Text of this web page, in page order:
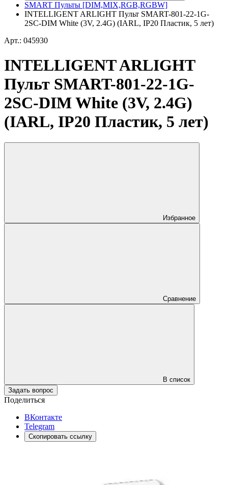
SMART Пульты [DIM,MIX,RGB,RGBW]
INTELLIGENT ARLIGHT Пульт SMART-801-22-1G-
2SC-DIM White (3V, 2.4G) (IARL, IP20 Пластик, 5 лет)
Арт.: 045930
INTELLIGENT ARLIGHT
Пульт SMART-801-22-1G-
2SC-DIM White (3V, 2.4G)
(IARL, IP20 Пластик, 5 лет)
Избранное
Сравнение
В список
Задать вопрос
Поделиться
ВКонтакте
Telegram
Скопировать ссылку